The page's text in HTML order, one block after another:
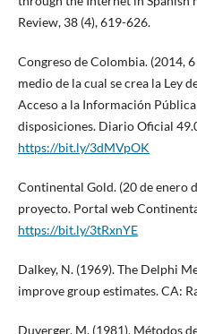
Review, 38 (4), 619-626.
Congreso de Colombia. (2014,
medio de la cual se crea la Ley
Acceso a la Información
disposiciones. Diario Oficial
https://bit.ly/3dMVpOK
Continental Gold. (20 de enero
proyecto. Portal web
https://bit.ly/3tRxnYE
Dalkey, N. (1969). The Delphi
improve group estimates. CA:
Duverger, M. (1981). Métodos